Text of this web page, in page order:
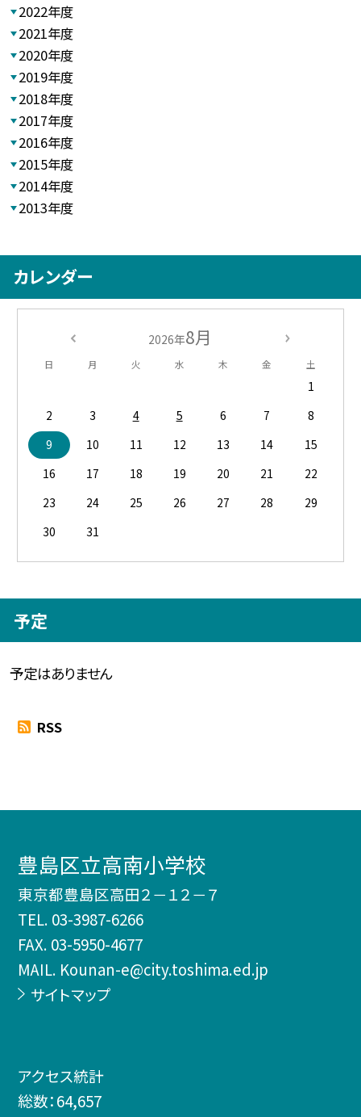
2022年度
2021年度
2020年度
2019年度
2018年度
2017年度
2016年度
2015年度
2014年度
2013年度
カレンダー
2026年8月
日 月 火 水 木 金 土
1
2
3 4 5 6 7
8
9
10 11 12 13 14
15
16
17 18 19 20 21
22
23
24 25 26 27 28
29
30
31
予定
予定はありません
RSS
豊島区立高南小学校
東京都豊島区高田２－１２－７
TEL. 03-3987-6266
FAX. 03-5950-4677
MAIL. Kounan-e@city.toshima.ed.jp
サイトマップ
アクセス統計
総数：64,657